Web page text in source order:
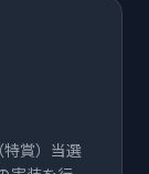
賞）当選